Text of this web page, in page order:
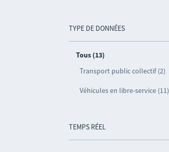
TYPE DE DONNÉES
Tous (13)
Transport public collectif (2)
Véhicules en libre-service (11)
TEMPS RÉEL